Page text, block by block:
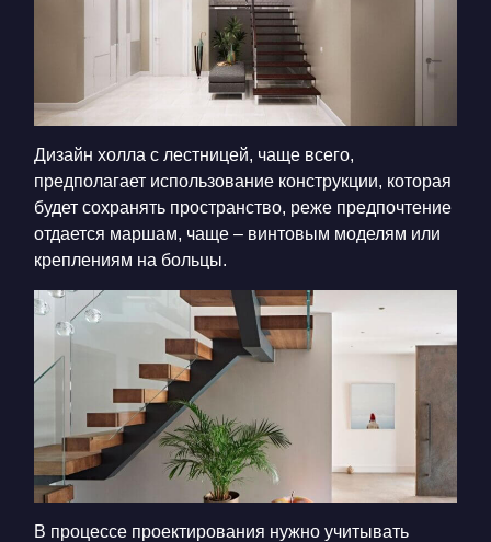
Дизайн холла с лестницей, чаще всего,
предполагает использование конструкции, которая
будет сохранять пространство, реже предпочтение
отдается маршам, чаще – винтовым моделям или
креплениям на больцы.
В процессе проектирования нужно учитывать